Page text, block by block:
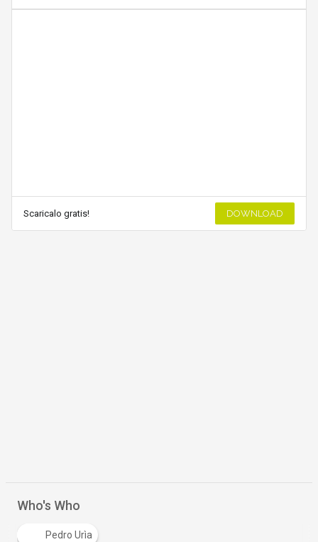
Scaricalo gratis! DOWNLOAD
Who's Who
Pedro Urìa